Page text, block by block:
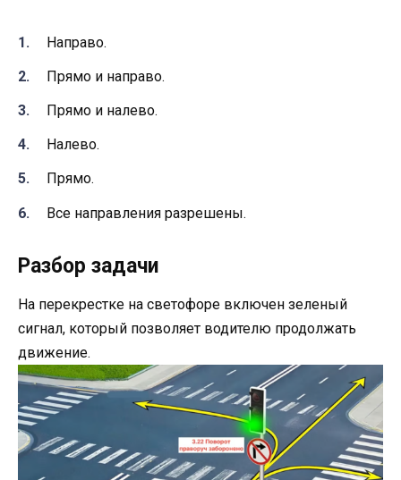
Направо.
Прямо и направо.
Прямо и налево.
Налево.
Прямо.
Все направления разрешены.
Разбор задачи
На перекрестке на светофоре включен зеленый
сигнал, который позволяет водителю продолжать
движение.